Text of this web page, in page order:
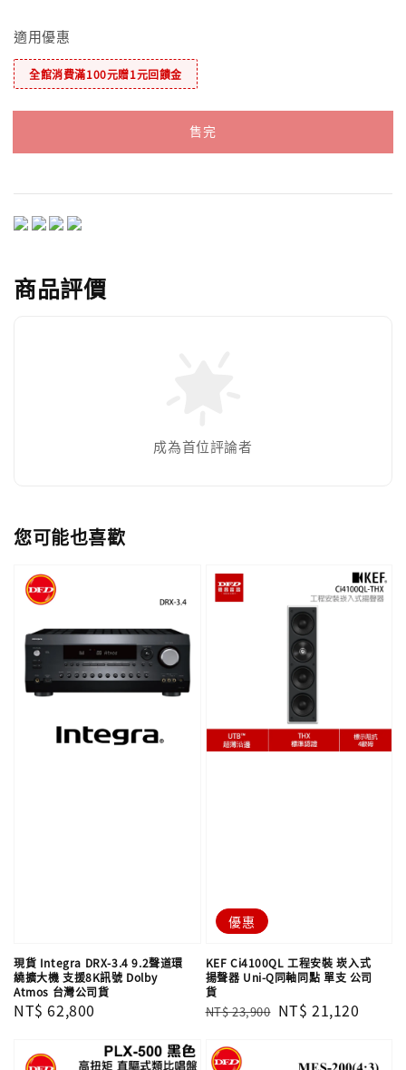
適用優惠
全館消費滿100元贈1元回饋金
售完
商品評價
成為首位評論者
您可能也喜歡
現貨 Integra DRX-3.4 9.2聲道環
繞擴大機 支援8K訊號 Dolby
Atmos 台灣公司貨
Regular
NT$ 62,800
優惠
KEF Ci4100QL 工程安裝 崁入式
揚聲器 Uni-Q同軸同點 單支​​​​​​​ 公司
貨
Regular
NT$ 23,900 Sale
NT$ 21,120